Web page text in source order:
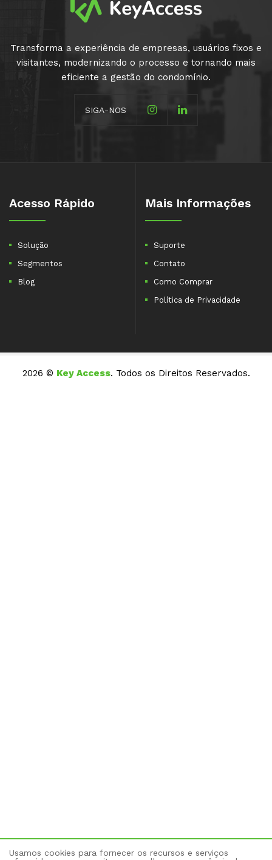
Transforma a experiência de empresas, usuários fixos e
visitantes, modernizando o processo e tornando mais
eficiente a gestão do condomínio.
SIGA-NOS
Acesso Rápido
Solução
Segmentos
Blog
Mais Informações
Suporte
Contato
Como Comprar
Política de Privacidade
2026 © Key Access. Todos os Direitos Reservados.
Usamos cookies para fornecer os recursos e serviços